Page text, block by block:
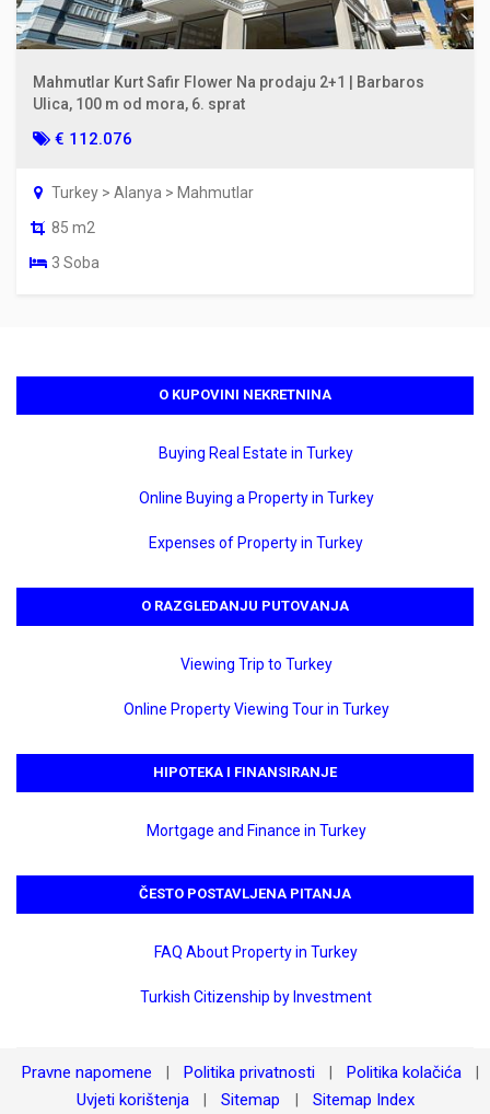
Mahmutlar Kurt Safir Flower Na prodaju 2+1 | Barbaros
Ulica, 100 m od mora, 6. sprat
€ 112.076
Turkey > Alanya > Mahmutlar
85 m2
3 Soba
O KUPOVINI NEKRETNINA
Buying Real Estate in Turkey
Online Buying a Property in Turkey
Expenses of Property in Turkey
O RAZGLEDANJU PUTOVANJA
Viewing Trip to Turkey
Online Property Viewing Tour in Turkey
HIPOTEKA I FINANSIRANJE
Mortgage and Finance in Turkey
ČESTO POSTAVLJENA PITANJA
FAQ About Property in Turkey
Turkish Citizenship by Investment
Pravne napomene Politika privatnosti Politika kolačića
Uvjeti korištenja Sitemap Sitemap Index